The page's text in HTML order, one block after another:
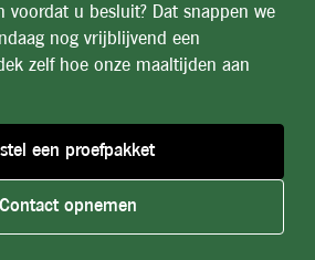
voordat u besluit? Dat snappen we
nog vrijblijvend een
zelf hoe onze maaltijden aan
een proefpakket
Contact opnemen